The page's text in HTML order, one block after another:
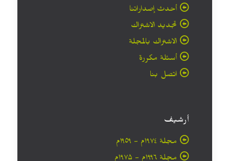
أحدث إصداراتنا
تجديد الاشتراك
الاشتراك بالمجلة
أسئلة مكررة
اتصل بنا
أرشيف
مجلة ۱۹۷٤م - ١٩٥٩م